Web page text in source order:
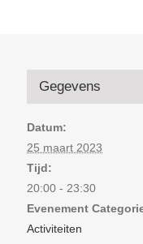
Gegevens
Datum:
25 maart 2023
Tijd:
20:00 - 23:30
Evenement
Activiteiten